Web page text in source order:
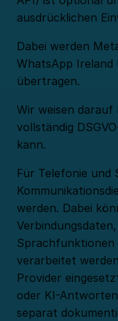
ausdrücklichen
Dabei werden
WhatsApp
übertragen.
Wir weisen darauf
vollständig
kann.
Für Telefonie und
werden. Dabei
Sprachfunktionen
verarbeitet
Provider
oder KI-
separat